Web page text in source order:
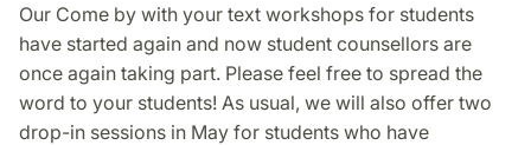
Our Come by with your text workshops for students
have started again and now student counsellors are
once again taking part. Please feel free to spread the
word to your students! As usual, we will also offer two
drop-in sessions in May for students who have